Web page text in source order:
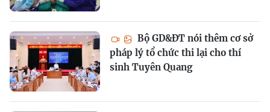
Bộ GD&ĐT nói thêm cơ sở
pháp lý tổ chức thi lại cho thí
sinh Tuyên Quang